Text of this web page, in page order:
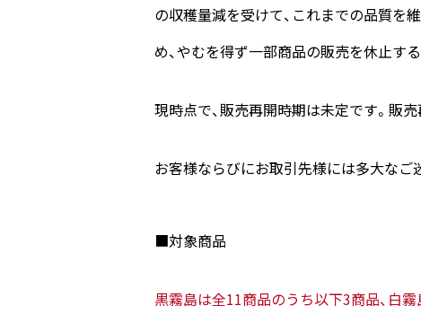
の収穫量減を受けて、これまでの品質を
め、やむを得ず一部商品の販売を休止す
現時点で、販売再開時期は未定です。販
お客様ならびにお取引先様には多大なご
■対象商品
黒霧島は全11商品のうち以下3商品、白